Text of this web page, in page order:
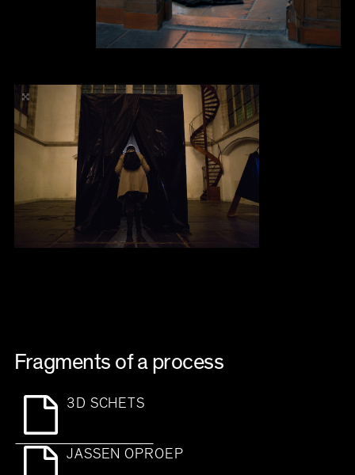
Fragments of a process
3D SCHETS
JASSEN OPROEP